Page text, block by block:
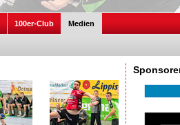
100er-Club Medien